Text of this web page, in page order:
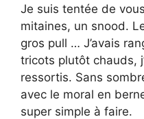
Je suis tentée de
mitaines, un snood.
gros pull … J’avais
tricots plutôt chauds,
ressortis. Sans
avec le moral en
super simple à faire.